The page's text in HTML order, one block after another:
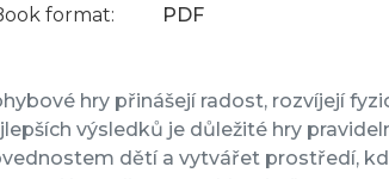
format:
PDF
hry přinášejí radost, rozvíjejí
výsledků je důležité hry
dětí a vytvářet prostředí,